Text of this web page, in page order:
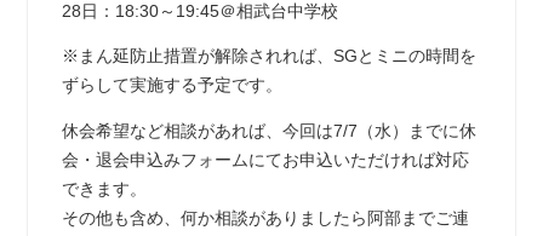
28日：18:30～19:45＠相武台中学校
※まん延防止措置が解除されれば、SGとミニの時間を
ずらして実施する予定です。
休会希望など相談があれば、今回は7/7（水）までに休
会・退会申込みフォームにてお申込いただければ対応
できます。
その他も含め、何か相談がありましたら阿部までご連